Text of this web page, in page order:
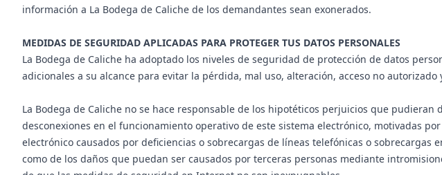
información a La Bodega de Caliche de los demandantes sean exonerados.
MEDIDAS DE SEGURIDAD APLICADAS PARA PROTEGER TUS DATOS PERSONALES
La Bodega de Caliche ha adoptado los niveles de seguridad de protección de datos
adicionales a su alcance para evitar la pérdida, mal uso, alteración, acceso no
La Bodega de Caliche no se hace responsable de los hipotéticos perjuicios que
desconexiones en el funcionamiento operativo de este sistema electrónico, motivadas
electrónico causados por deficiencias o sobrecargas de líneas telefónicas o
como de los daños que puedan ser causados por terceras personas mediante